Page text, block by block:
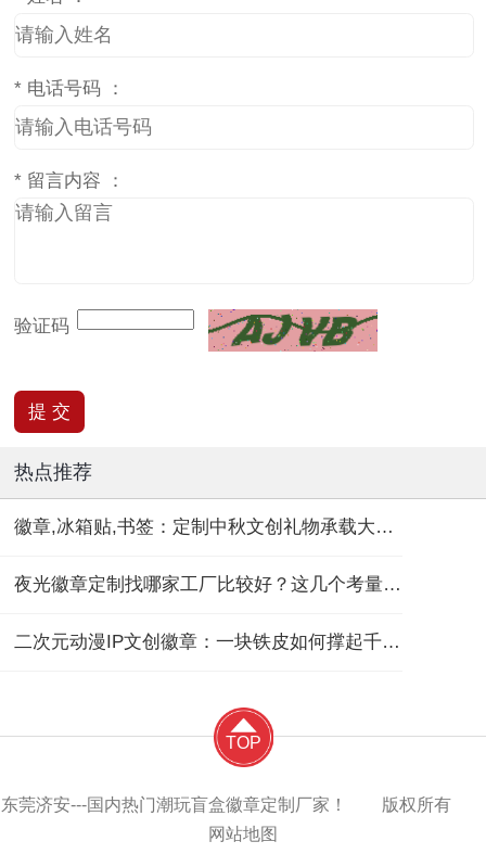
* 电话号码 ：
* 留言内容 ：
验证码
热点推荐
徽章,冰箱贴,书签：定制中秋文创礼物承载大团圆！
夜光徽章定制找哪家工厂比较好？这几个考量维度要记住！
二次元动漫IP文创徽章：一块铁皮如何撑起千亿“谷子经济”？
TOP
东莞济安---国内热门潮玩盲盒徽章定制厂家！ 版权所有
网站地图